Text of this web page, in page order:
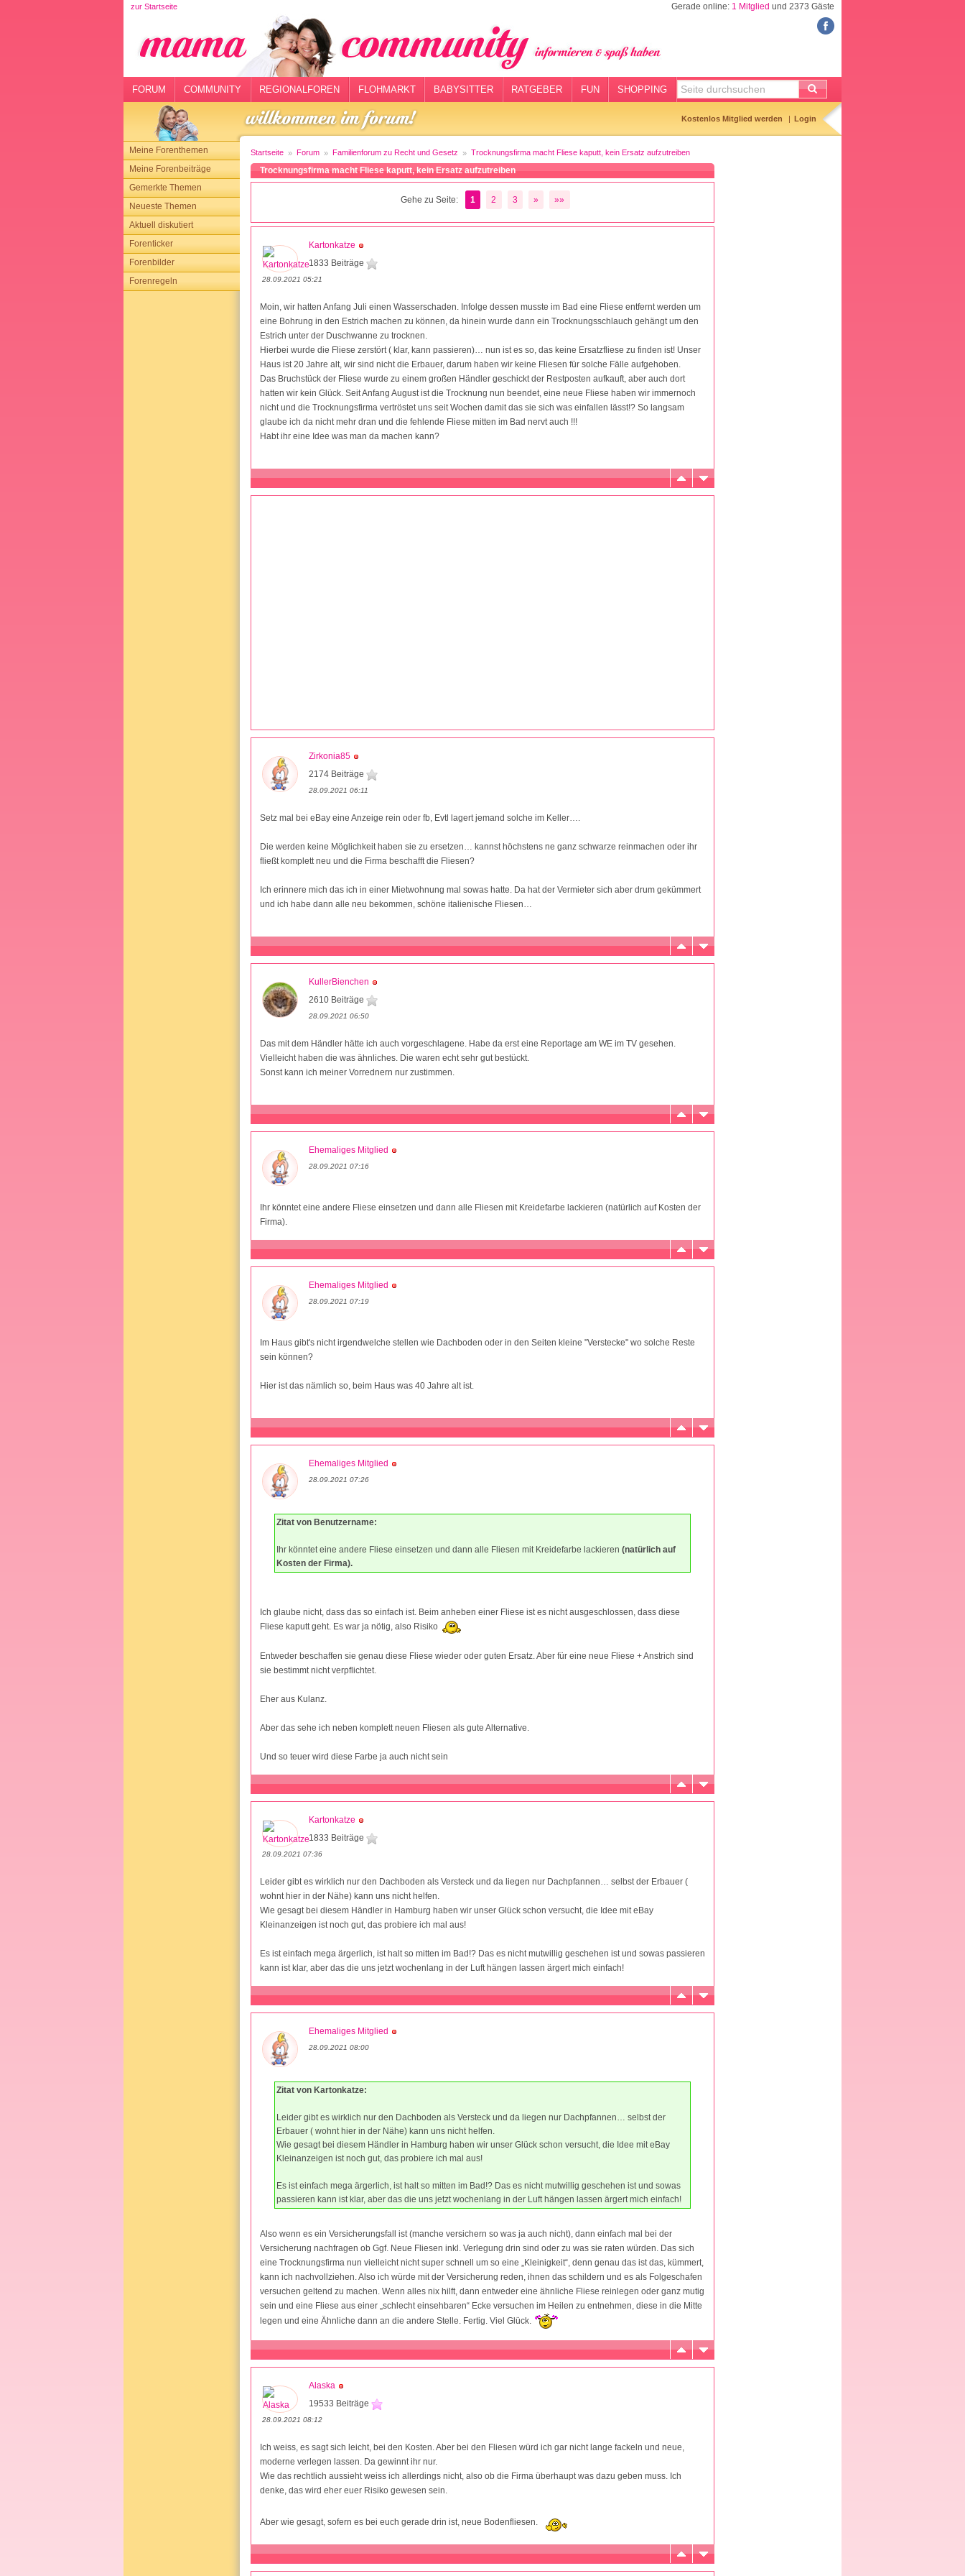
zur Startseite Gerade online: 1 Mitglied und 2373 Gäste
FORUM COMMUNITY REGIONALFOREN FLOHMARKT BABYSITTER RATGEBER FUN SHOPPING
Kostenlos Mitglied werden Login
Meine Forenthemen
Meine Forenbeiträge
Gemerkte Themen
Neueste Themen
Aktuell diskutiert
Forenticker
Forenbilder
Forenregeln
Startseite Forum Familienforum zu Recht und Gesetz Trocknungsfirma macht Fliese kaputt, kein Ersatz aufzutreiben
Trocknungsfirma macht Fliese kaputt, kein Ersatz aufzutreiben
Gehe zu Seite: 1 2 3 » »»
Kartonkatze
1833 Beiträge
28.09.2021 05:21
Moin, wir hatten Anfang Juli einen Wasserschaden. Infolge dessen musste im Bad eine Fliese entfernt werden um
eine Bohrung in den Estrich machen zu können, da hinein wurde dann ein Trocknungsschlauch gehängt um den
Estrich unter der Duschwanne zu trocknen.
Hierbei wurde die Fliese zerstört ( klar, kann passieren)… nun ist es so, das keine Ersatzfliese zu finden ist! Unser
Haus ist 20 Jahre alt, wir sind nicht die Erbauer, darum haben wir keine Fliesen für solche Fälle aufgehoben.
Das Bruchstück der Fliese wurde zu einem großen Händler geschickt der Restposten aufkauft, aber auch dort
hatten wir kein Glück. Seit Anfang August ist die Trocknung nun beendet, eine neue Fliese haben wir immernoch
nicht und die Trocknungsfirma vertröstet uns seit Wochen damit das sie sich was einfallen lässt!? So langsam
glaube ich da nicht mehr dran und die fehlende Fliese mitten im Bad nervt auch !!!
Habt ihr eine Idee was man da machen kann?
Zirkonia85
2174 Beiträge
28.09.2021 06:11
Setz mal bei eBay eine Anzeige rein oder fb, Evtl lagert jemand solche im Keller….
Die werden keine Möglichkeit haben sie zu ersetzen… kannst höchstens ne ganz schwarze reinmachen oder ihr
fließt komplett neu und die Firma beschafft die Fliesen?
Ich erinnere mich das ich in einer Mietwohnung mal sowas hatte. Da hat der Vermieter sich aber drum gekümmert
und ich habe dann alle neu bekommen, schöne italienische Fliesen…
KullerBienchen
2610 Beiträge
28.09.2021 06:50
Das mit dem Händler hätte ich auch vorgeschlagene. Habe da erst eine Reportage am WE im TV gesehen.
Vielleicht haben die was ähnliches. Die waren echt sehr gut bestückt.
Sonst kann ich meiner Vorrednern nur zustimmen.
Ehemaliges Mitglied
28.09.2021 07:16
Ihr könntet eine andere Fliese einsetzen und dann alle Fliesen mit Kreidefarbe lackieren (natürlich auf Kosten der
Firma).
Ehemaliges Mitglied
28.09.2021 07:19
Im Haus gibt's nicht irgendwelche stellen wie Dachboden oder in den Seiten kleine "Verstecke" wo solche Reste
sein können?
Hier ist das nämlich so, beim Haus was 40 Jahre alt ist.
Ehemaliges Mitglied
28.09.2021 07:26
Zitat von Benutzername:
Ihr könntet eine andere Fliese einsetzen und dann alle Fliesen mit Kreidefarbe lackieren (natürlich auf
Kosten der Firma).
Ich glaube nicht, dass das so einfach ist. Beim anheben einer Fliese ist es nicht ausgeschlossen, dass diese
Fliese kaputt geht. Es war ja nötig, also Risiko
Entweder beschaffen sie genau diese Fliese wieder oder guten Ersatz. Aber für eine neue Fliese + Anstrich sind
sie bestimmt nicht verpflichtet.
Eher aus Kulanz.
Aber das sehe ich neben komplett neuen Fliesen als gute Alternative.
Und so teuer wird diese Farbe ja auch nicht sein
Kartonkatze
1833 Beiträge
28.09.2021 07:36
Leider gibt es wirklich nur den Dachboden als Versteck und da liegen nur Dachpfannen… selbst der Erbauer (
wohnt hier in der Nähe) kann uns nicht helfen.
Wie gesagt bei diesem Händler in Hamburg haben wir unser Glück schon versucht, die Idee mit eBay
Kleinanzeigen ist noch gut, das probiere ich mal aus!
Es ist einfach mega ärgerlich, ist halt so mitten im Bad!? Das es nicht mutwillig geschehen ist und sowas passieren
kann ist klar, aber das die uns jetzt wochenlang in der Luft hängen lassen ärgert mich einfach!
Ehemaliges Mitglied
28.09.2021 08:00
Zitat von Kartonkatze:
Leider gibt es wirklich nur den Dachboden als Versteck und da liegen nur Dachpfannen… selbst der
Erbauer ( wohnt hier in der Nähe) kann uns nicht helfen.
Wie gesagt bei diesem Händler in Hamburg haben wir unser Glück schon versucht, die Idee mit eBay
Kleinanzeigen ist noch gut, das probiere ich mal aus!
Es ist einfach mega ärgerlich, ist halt so mitten im Bad!? Das es nicht mutwillig geschehen ist und sowas
passieren kann ist klar, aber das die uns jetzt wochenlang in der Luft hängen lassen ärgert mich einfach!
Also wenn es ein Versicherungsfall ist (manche versichern so was ja auch nicht), dann einfach mal bei der
Versicherung nachfragen ob Ggf. Neue Fliesen inkl. Verlegung drin sind oder zu was sie raten würden. Das sich
eine Trocknungsfirma nun vielleicht nicht super schnell um so eine „Kleinigkeit“, denn genau das ist das, kümmert,
kann ich nachvollziehen. Also ich würde mit der Versicherung reden, ihnen das schildern und es als Folgeschafen
versuchen geltend zu machen. Wenn alles nix hilft, dann entweder eine ähnliche Fliese reinlegen oder ganz mutig
sein und eine Fliese aus einer „schlecht einsehbaren“ Ecke versuchen im Heilen zu entnehmen, diese in die Mitte
legen und eine Ähnliche dann an die andere Stelle. Fertig. Viel Glück.
Alaska
19533 Beiträge
28.09.2021 08:12
Ich weiss, es sagt sich leicht, bei den Kosten. Aber bei den Fliesen würd ich gar nicht lange fackeln und neue,
moderne verlegen lassen. Da gewinnt ihr nur.
Wie das rechtlich aussieht weiss ich allerdings nicht, also ob die Firma überhaupt was dazu geben muss. Ich
denke, das wird eher euer Risiko gewesen sein.
Aber wie gesagt, sofern es bei euch gerade drin ist, neue Bodenfliesen.